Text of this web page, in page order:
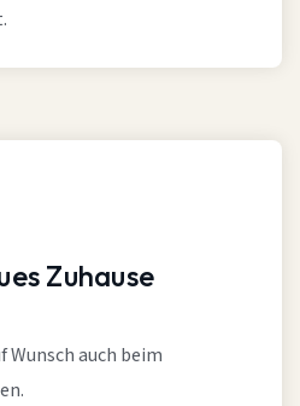
Zuhause
auch beim